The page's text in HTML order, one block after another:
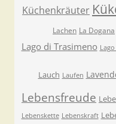
Küchenkräuter
Lachen La Dogana
Lago di Trasimeno
Lauch Laufen
Lebensfreude
Lebenskette Lebenskraft